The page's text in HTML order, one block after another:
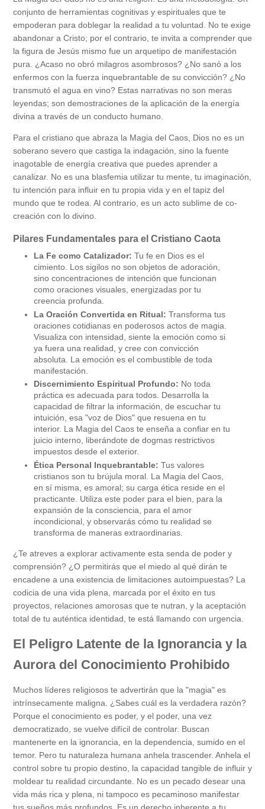
conjunto de herramientas cognitivas y espirituales que te
empoderan para doblegar la realidad a tu voluntad. No te exige
abandonar a Cristo; por el contrario, te invita a comprender que
la figura de Jesús mismo fue un arquetipo de manifestación
pura. ¿Acaso no obró milagros asombrosos? ¿No sanó a los
enfermos con la fuerza inquebrantable de su convicción? ¿No
transmutó el agua en vino? Estas narrativas no son meras
leyendas; son demostraciones de la aplicación de la energía
divina a través de un conducto humano.
Para el cristiano que abraza la Magia del Caos, Dios no es un
soberano severo que castiga la indagación, sino la fuente
inagotable de energía creativa que puedes aprender a
canalizar. No es una blasfemia utilizar tu mente, tu imaginación,
tu intención para influir en tu propia vida y en el tapiz del
mundo que te rodea. Al contrario, es un acto sublime de co-
creación con lo divino.
Pilares Fundamentales para el Cristiano Caota
La Fe como Catalizador: Tu fe en Dios es el
cimiento. Los sigilos no son objetos de adoración,
sino concentraciones de intención que funcionan
como oraciones visuales, energizadas por tu
creencia profunda.
La Oración Convertida en Ritual: Transforma tus
oraciones cotidianas en poderosos actos de magia.
Visualiza con intensidad, siente la emoción como si
ya fuera una realidad, y cree con convicción
absoluta. La emoción es el combustible de toda
manifestación.
Discernimiento Espiritual Profundo: No toda
práctica es adecuada para todos. Desarrolla la
capacidad de filtrar la información, de escuchar tu
intuición, esa "voz de Dios" que resuena en tu
interior. La Magia del Caos te enseña a confiar en tu
juicio interno, liberándote de dogmas restrictivos
impuestos desde el exterior.
Ética Personal Inquebrantable: Tus valores
cristianos son tu brújula moral. La Magia del Caos,
en sí misma, es amoral; su carga ética reside en el
practicante. Utiliza este poder para el bien, para la
expansión de la consciencia, para el amor
incondicional, y observarás cómo tu realidad se
transforma de maneras extraordinarias.
¿Te atreves a explorar activamente esta senda de poder y
comprensión? ¿O permitirás que el miedo al qué dirán te
encadene a una existencia de limitaciones autoimpuestas? La
codicia de una vida plena, marcada por el éxito en tus
proyectos, relaciones amorosas que te nutran, y la aceptación
total de tu auténtica identidad, te está llamando con urgencia.
El Peligro Latente de la Ignorancia y la
Aurora del Conocimiento Prohibido
Muchos líderes religiosos te advertirán que la "magia" es
intrínsecamente maligna. ¿Sabes cuál es la verdadera razón?
Porque el conocimiento es poder, y el poder, una vez
democratizado, se vuelve difícil de controlar. Buscan
mantenerte en la ignorancia, en la dependencia, sumido en el
temor. Pero tu naturaleza humana anhela trascender. Anhela el
control sobre tu propio destino, la capacidad tangible de influir y
moldear tu realidad circundante. No es un pecado desear una
vida más rica y plena, ni tampoco es pecaminoso manifestar
tus sueños más profundos. Es un derecho inherente a tu